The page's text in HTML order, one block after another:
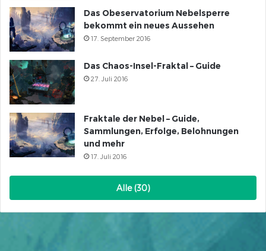
Das Obeservatorium Nebelsperre
bekommt ein neues Aussehen
17. September 2016
Das Chaos-Insel-Fraktal – Guide
27. Juli 2016
Fraktale der Nebel – Guide,
Sammlungen, Erfolge, Belohnungen
und mehr
17. Juli 2016
Alle (30)